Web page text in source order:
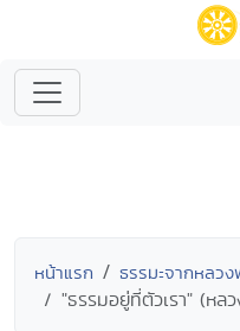
หน้าแรก ธรรมะจากหลว
"ธรรมอยู่ที่ตัวเรา" (หล